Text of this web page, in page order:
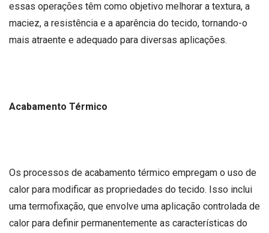
essas operações têm como objetivo melhorar a textura, a
maciez, a resistência e a aparência do tecido, tornando-o
mais atraente e adequado para diversas aplicações.
Acabamento Térmico
Os processos de acabamento térmico empregam o uso de
calor para modificar as propriedades do tecido. Isso inclui
uma termofixação, que envolve uma aplicação controlada de
calor para definir permanentemente as características do